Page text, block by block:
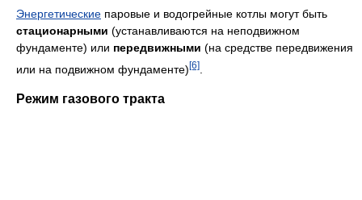
Энергетические паровые и водогрейные котлы могут быть
стационарными (устанавливаются на неподвижном
фундаменте) или передвижными (на средстве передвижения
или на подвижном фундаменте)[6]
Режим газового тракта